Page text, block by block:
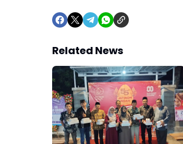
Related News